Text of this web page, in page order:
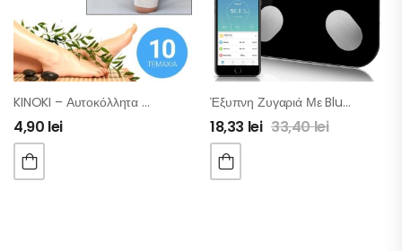
KINOKI – Αυτοκόλλητα Επιθέματα Για Αποτοξίνωση Του Οργανισμού – Σετ 10 Τμχ
4,90 lei
Έξυπνη Ζυγαριά Με Bluetooth Και 8 Λειτουργίες
18,33 lei 33,40lei